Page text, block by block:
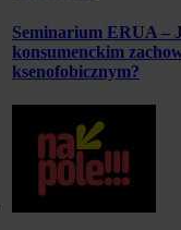
Seminarium ERUA –
konsumenckim
ksenofobicznym?